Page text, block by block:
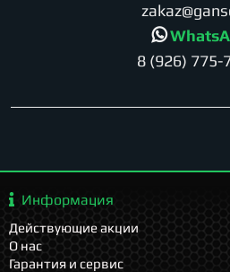
8 (926) 775-
Информация
Действующие акции
О нас
Гарантия и сервис